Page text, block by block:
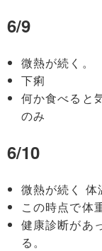
6/9
微熱が続く。
下痢
何か食べると
のみ
6/10
微熱が続く 体
この時点で体
健康診断があ
る。